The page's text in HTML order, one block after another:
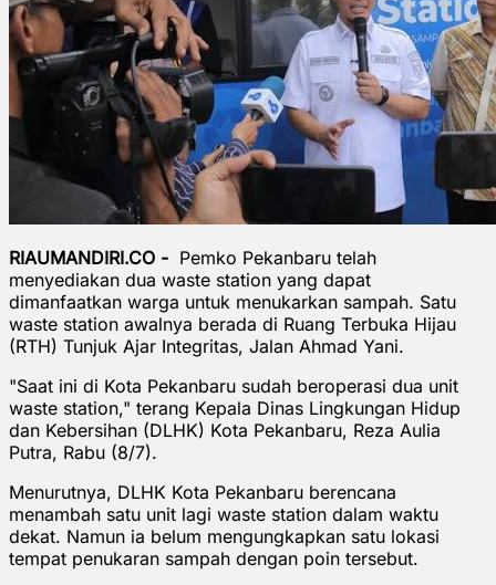
RIAUMANDIRI.CO - Pemko Pekanbaru telah
menyediakan dua waste station yang dapat
dimanfaatkan warga untuk menukarkan sampah. Satu
waste station awalnya berada di Ruang Terbuka Hijau
(RTH) Tunjuk Ajar Integritas, Jalan Ahmad Yani.
"Saat ini di Kota Pekanbaru sudah beroperasi dua unit
waste station," terang Kepala Dinas Lingkungan Hidup
dan Kebersihan (DLHK) Kota Pekanbaru, Reza Aulia
Putra, Rabu (8/7).
Menurutnya, DLHK Kota Pekanbaru berencana
menambah satu unit lagi waste station dalam waktu
dekat. Namun ia belum mengungkapkan satu lokasi
tempat penukaran sampah dengan poin tersebut.